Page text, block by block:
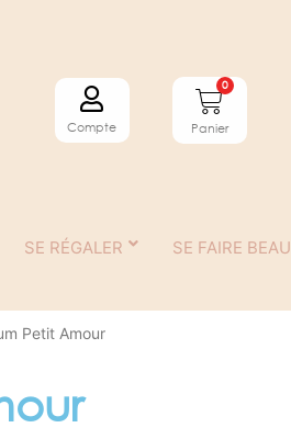
Compte
0
Panier
SE RÉGALER SE FAIRE BEAU
Petit Amour